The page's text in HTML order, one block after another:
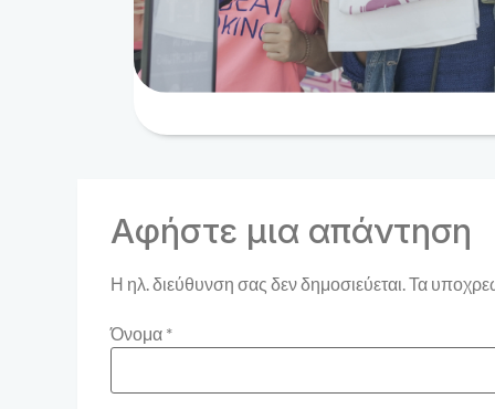
Αφήστε μια απάντηση
Η ηλ. διεύθυνση σας δεν δημοσιεύεται.Τα
Όνομα *